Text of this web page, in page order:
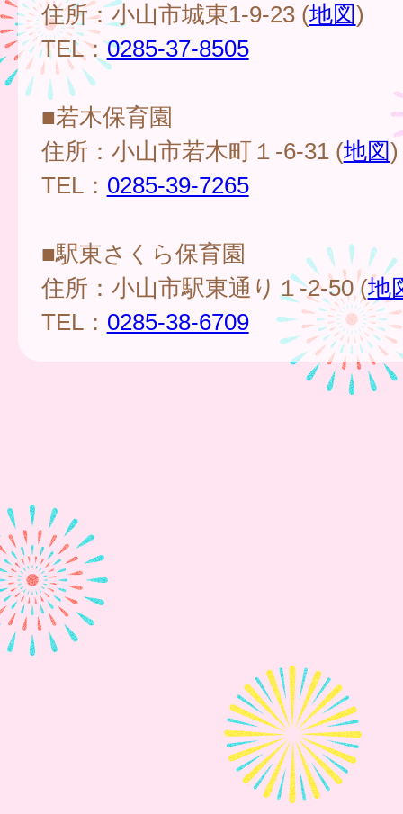
住所：小山市城東1-9-23 (地図)
TEL：0285-37-8505
■若木保育園
住所：小山市若木町１-6-31 (地図)
TEL： 0285-39-7265
■駅東さくら保育園
住所：小山市駅東通り１-2-50 (地
TEL： 0285-38-6709